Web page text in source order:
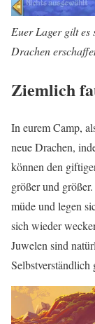
Euer Lager gilt es
Drachen
Ziemlich
In eurem Camp,
neue Drachen,
können den
größer und
müde und legen
sich wieder
Juwelen sind
Selbstverständlich